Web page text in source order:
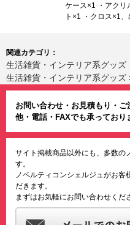
ケース×1 ・アクリ
ト×1 ・クロス×1
関連カテゴリ：
生活雑貨・インテリア系グッズ
生活雑貨・インテリア系グッズ
お問い合わせ・お見積もり・
他・電話・FAXでも承っており
サイト掲載商品以外にも、多数の
す。
ノベルティコンシェルジュがお
だきます。
まずはお気軽にお問い合わせくだ